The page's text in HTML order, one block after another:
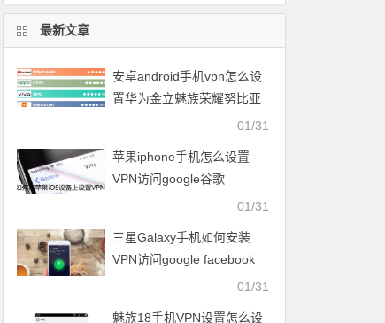
最新文章
安卓android手机vpn怎么设
置华为金立魅族荣耀努比亚
一加vivo小米OPPO中兴联想
01/31
苹果iphone手机怎么设置
VPN访问google谷歌
01/31
三星Galaxy手机如何安装
VPN访问google facebook
01/31
魅族18手机VPN设置怎么设